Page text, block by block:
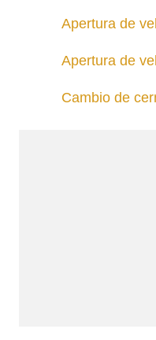
Apertura de
Apertura de
Cambio de